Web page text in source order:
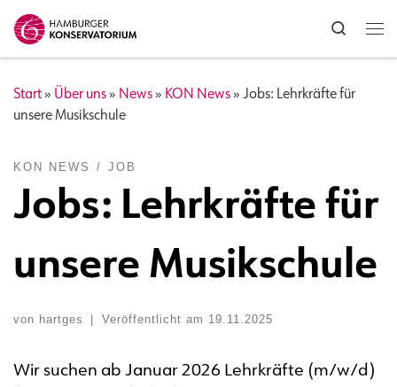
Zum Inhalt springen
Search
Start » Über uns » News » KON News » Jobs: Lehrkräfte für
unsere Musikschule
KON NEWS JOB
Jobs: Lehrkräfte für
unsere Musikschule
von hartges Veröffentlicht am 19.11.2025
Wir suchen ab Januar 2026 Lehrkräfte (m/w/d)